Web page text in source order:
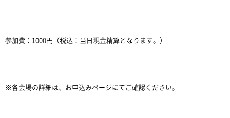
参加費：1000円（税込：当日現金精算となります。）
※各会場の詳細は、お申込みページにてご確認ください。